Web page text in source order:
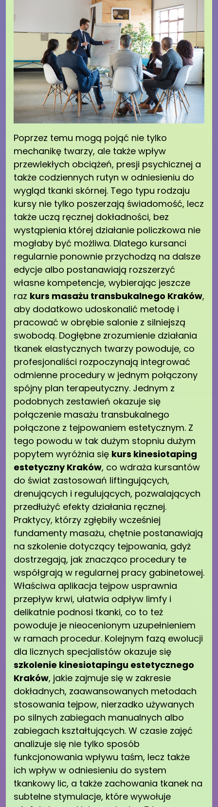
Poprzez temu mogą pojąć nie tylko
mechanikę twarzy, ale także wpływ
przewlekłych obciążeń, presji psychicznej a
także codziennych rutyn w odniesieniu do
wygląd tkanki skórnej. Tego typu rodzaju
kursy nie tylko poszerzają świadomość, lecz
także uczą ręcznej dokładności, bez
wystąpienia której działanie policzkowa nie
mogłaby być możliwa. Dlatego kursanci
regularnie ponownie przychodzą na dalsze
edycje albo postanawiają rozszerzyć
własne kompetencje, wybierając jeszcze
raz kurs masażu transbukalnego Kraków,
aby dodatkowo udoskonalić metodę i
pracować w obrębie salonie z silniejszą
swobodą. Dogłębne zrozumienie działania
tkanek elastycznych twarzy powoduje, co
profesjonaliści rozpoczynają integrować
odmienne procedury w jednym połączony
spójny plan terapeutyczny. Jednym z
podobnych zestawień okazuje się
połączenie masażu transbukalnego
połączone z tejpowaniem estetycznym. Z
tego powodu w tak dużym stopniu dużym
popytem wyróżnia się kurs kinesiotaping
estetyczny Kraków, co wdraża kursantów
do świat zastosowań liftingujących,
drenujących i regulujących, pozwalających
przedłużyć efekty działania ręcznej.
Praktycy, którzy zgłębiły wcześniej
fundamenty masażu, chętnie postanawiają
na szkolenie dotyczący tejpowania, gdyż
dostrzegają, jak znacząco procedury te
współgrają w regularnej pracy gabinetowej.
Właściwa aplikacja tejpow usprawnia
przepływ krwi, ułatwia odpływ limfy i
delikatnie podnosi tkanki, co to też
powoduje je nieocenionym uzupełnieniem
w ramach procedur. Kolejnym fazą ewolucji
dla licznych specjalistów okazuje się
szkolenie kinesiotapingu estetycznego
Kraków, jakie zajmuje się w zakresie
dokładnych, zaawansowanych metodach
stosowania tejpow, nierzadko używanych
po silnych zabiegach manualnych albo
zabiegach kształtujących. W czasie zajęć
analizuje się nie tylko sposób
funkcjonowania wpływu taśm, lecz także
ich wpływ w odniesieniu do system
tkankowy lic, a także zachowania tkanek na
subtelne stymulacje, które wywołuje